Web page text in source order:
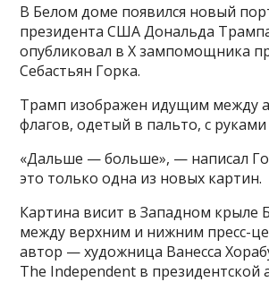
В Белом доме появился новый
президента США Дональда
опубликовал в X зампомощника
Себастьян Горка.
Трамп изображен идущим между
флагов, одетый в пальто, с
«Дальше — больше», — написал
это только одна из новых картин.
Картина висит в Западном крыле
между верхним и нижним пресс-
автор — художница Ванесса
The Independent в президентской